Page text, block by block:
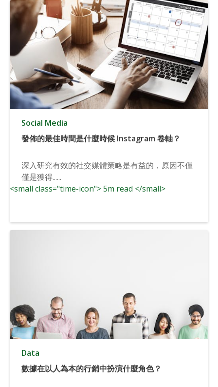
Social Media
發佈的最佳時間是什麼時候 Instagram 卷軸？
深入研究有效的社交媒體策略是有益的，原因不僅
僅是獲得......
<small class="time-icon"> 5m read </small>
Data
數據在以人為本的行銷中扮演什麼角色？